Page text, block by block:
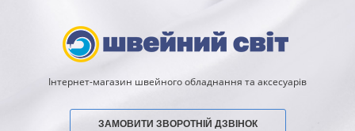
Інтернет-магазин швейного обладнання та аксесуарів
ЗАМОВИТИ ЗВОРОТНІЙ ДЗВІНОК